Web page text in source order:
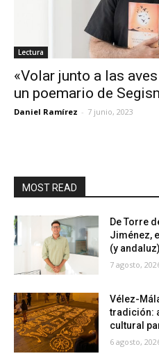
Lectura
«Volar junto a las
un poemario de
Daniel Ramírez - 7 junio, 2023
MOST READ
De Torre
Jiménez,
(y
7 agosto,
Vélez-
tradición:
cultural
6 agosto,